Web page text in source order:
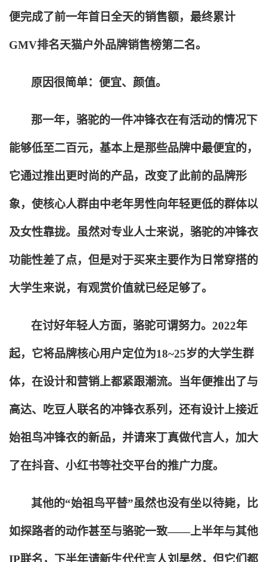
便完成了前一年首日全天的销售额，最终累计
GMV排名天猫户外品牌销售榜第二名。
原因很简单：便宜、颜值。
那一年，骆驼的一件冲锋衣在有活动的情况下
能够低至二百元，基本上是那些品牌中最便宜的，
它通过推出更时尚的产品，改变了此前的品牌形
象，使核心人群由中老年男性向年轻更低的群体以
及女性靠拢。虽然对专业人士来说，骆驼的冲锋衣
功能性差了点，但是对于买来主要作为日常穿搭的
大学生来说，有观赏价值就已经足够了。
在讨好年轻人方面，骆驼可谓努力。2022年
起，它将品牌核心用户定位为18~25岁的大学生群
体，在设计和营销上都紧跟潮流。当年便推出了与
高达、吃豆人联名的冲锋衣系列，还有设计上接近
始祖鸟冲锋衣的新品，并请来丁真做代言人，加大
了在抖音、小红书等社交平台的推广力度。
其他的“始祖鸟平替”虽然也没有坐以待毙，比
如探路者的动作甚至与骆驼一致——上半年与其他
IP联名，下半年请新生代代言人刘昊然，但它们都